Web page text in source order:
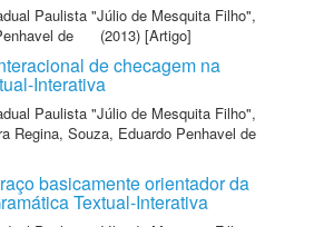
Paulista "Júlio de Mesquita Filho",
de
(2013) [Artigo]
de checagem na
Interativa
Paulista "Júlio de Mesquita Filho",
Regina, Souza, Eduardo Penhavel de
basicamente orientador da
Textual-Interativa